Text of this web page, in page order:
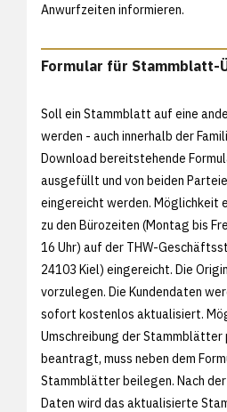
Anwurfzeiten informieren.
Formular für Stammblatt-
Soll ein Stammblatt auf eine
werden - auch innerhalb der
Download bereitstehende
ausgefüllt und von beiden
eingereicht werden. Möglichkeit
zu den Bürozeiten (Montag bis
16 Uhr) auf der THW-
24103 Kiel) eingereicht. Die
vorzulegen. Die Kundendaten
sofort kostenlos aktualisiert.
Umschreibung der Stammblätter
beantragt, muss neben dem
Stammblätter beilegen. Nach
Daten wird das aktualisierte